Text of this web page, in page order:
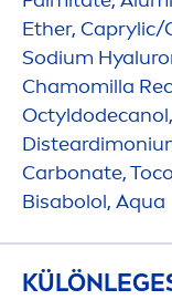
Ether, Caprylic/
Sodium
Chamomilla
Carbonate,
Bisabolol, Aqua